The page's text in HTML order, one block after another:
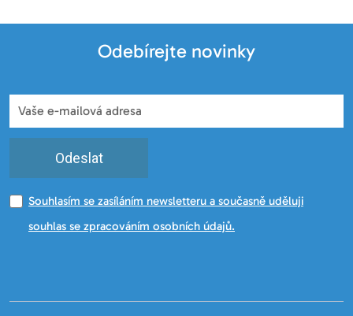
Odebírejte novinky
Odeslat
Souhlasím se zasíláním newsletteru a současně uděluji
souhlas se zpracováním osobních údajů.